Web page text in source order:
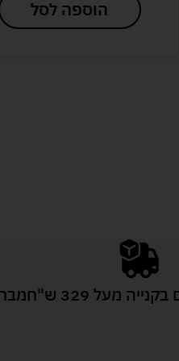
הוספה לסל
מעל 329 ש"ח